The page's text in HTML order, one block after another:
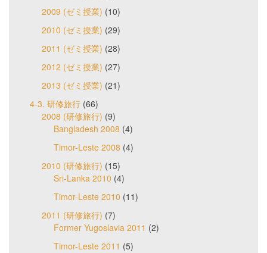
2009 (ゼミ授業) (10)
2010 (ゼミ授業) (29)
2011 (ゼミ授業) (28)
2012 (ゼミ授業) (27)
2013 (ゼミ授業) (21)
4-3. 研修旅行 (66)
2008 (研修旅行) (9)
Bangladesh 2008 (4)
Timor-Leste 2008 (4)
2010 (研修旅行) (15)
Sri-Lanka 2010 (4)
Timor-Leste 2010 (11)
2011 (研修旅行) (7)
Former Yugoslavia 2011 (2)
Timor-Leste 2011 (5)